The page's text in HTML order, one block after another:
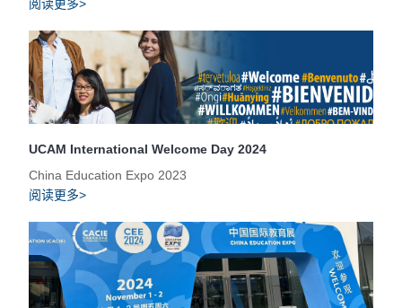
阅读更多>
UCAM International Welcome Day 2024
China Education Expo 2023
阅读更多>